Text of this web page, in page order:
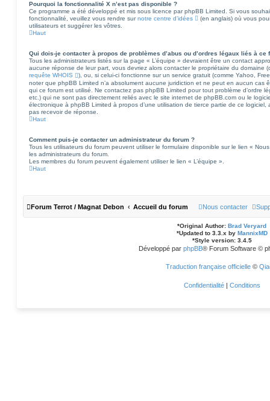
Pourquoi la fonctionnalité X n’est pas disponible ?
Ce programme a été développé et mis sous licence par phpBB Limited. Si vous
fonctionnalité, veuillez vous rendre surnotre centre d’idées
(en anglais) où vous
utilisateurs et suggérer les vôtres.
Haut
Qui dois-je contacter à propos de problèmes d’abus ou d’ordres légaux liés à ce
Tous les administrateurs listés sur la page « L’équipe » devraient être un contact
aucune réponse de leur part, vous devriez alors contacter le propriétaire du domaine
requête WHOIS
), ou, si celui-ci fonctionne sur un service gratuit (comme Yahoo,
noter que phpBB Limited n’a absolument aucune juridiction et ne peut en aucun cas
qui ce forum est utilisé. Ne contactez pas phpBB Limited pour tout problème d’ordre
etc.) qui ne sont pas directement reliés avec le site internet de phpBB.com ou le
électronique à phpBB Limited à propos d’une utilisation de tierce partie de ce
pas recevoir de réponse.
Haut
Comment puis-je contacter un administrateur du forum ?
Tous les utilisateurs du forum peuvent utiliser le formulaire disponible sur le lien «
les administrateurs du forum.
Les membres du forum peuvent également utiliser le lien « L’équipe ».
Haut
Forum Terrot / Magnat Debon Accueil du forum Nous contacter
*Original Author: Brad Veryard
*Updated to 3.3.x by MannixMD
*Style version: 3.4.5
Développé par phpBB® Forum Software ©
Traduction française officielle©
Confidentialité | Conditions